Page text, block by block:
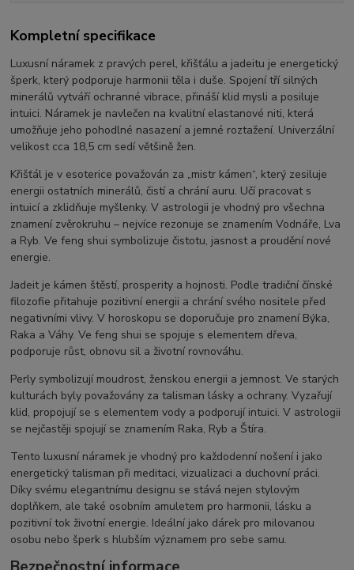
Kompletní specifikace
Luxusní náramek z pravých perel, křišťálu a jadeitu je energetický
šperk, který podporuje harmonii těla i duše. Spojení tří silných
minerálů vytváří ochranné vibrace, přináší klid mysli a posiluje
intuici. Náramek je navlečen na kvalitní elastanové niti, která
umožňuje jeho pohodlné nasazení a jemné roztažení. Univerzální
velikost cca 18,5 cm sedí většině žen.
Křišťál je v esoterice považován za „mistr kámen“, který zesiluje
energii ostatních minerálů, čistí a chrání auru. Učí pracovat s
intuicí a zklidňuje myšlenky. V astrologii je vhodný pro všechna
znamení zvěrokruhu – nejvíce rezonuje se znamením Vodnáře, Lva
a Ryb. Ve feng shui symbolizuje čistotu, jasnost a proudění nové
energie.
Jadeit je kámen štěstí, prosperity a hojnosti. Podle tradiční čínské
filozofie přitahuje pozitivní energii a chrání svého nositele před
negativními vlivy. V horoskopu se doporučuje pro znamení Býka,
Raka a Váhy. Ve feng shui se spojuje s elementem dřeva,
podporuje růst, obnovu sil a životní rovnováhu.
Perly symbolizují moudrost, ženskou energii a jemnost. Ve starých
kulturách byly považovány za talisman lásky a ochrany. Vyzařují
klid, propojují se s elementem vody a podporují intuici. V astrologii
se nejčastěji spojují se znamením Raka, Ryb a Štíra.
Tento luxusní náramek je vhodný pro každodenní nošení i jako
energetický talisman při meditaci, vizualizaci a duchovní práci.
Díky svému elegantnímu designu se stává nejen stylovým
doplňkem, ale také osobním amuletem pro harmonii, lásku a
pozitivní tok životní energie. Ideální jako dárek pro milovanou
osobu nebo šperk s hlubším významem pro sebe samu.